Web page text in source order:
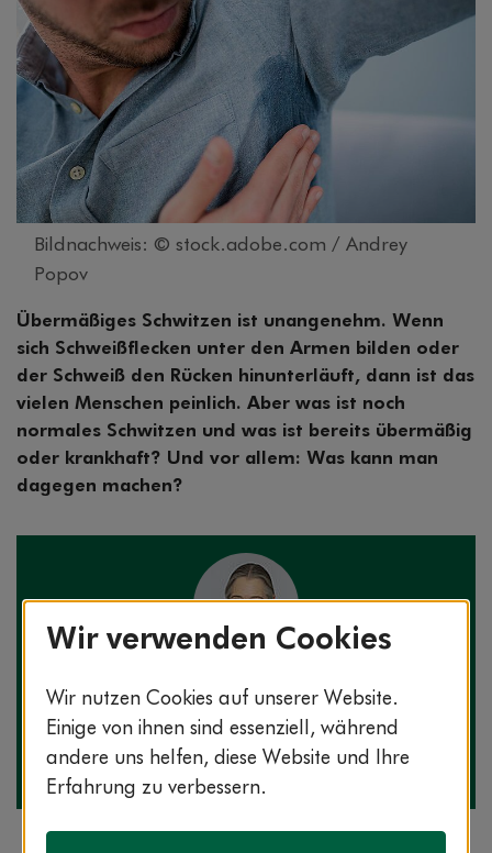
Bildnachweis: © stock.adobe.com / Andrey
Popov
Übermäßiges Schwitzen ist unangenehm. Wenn
sich Schweißflecken unter den Armen bilden oder
der Schweiß den Rücken hinunterläuft, dann ist das
vielen Menschen peinlich. Aber was ist noch
normales Schwitzen und was ist bereits übermäßig
oder krankhaft? Und vor allem: Was kann man
dagegen machen?
Die Expertin zum Thema
Margareta Cardeneo
Fachärztin für Orthopädie und Unfallchirurgie
ServiceCenter AOK-Clarimedis
Wir verwenden Cookies
Wir nutzen Cookies auf unserer Website.
Einige von ihnen sind essenziell, während
andere uns helfen, diese Website und Ihre
Erfahrung zu verbessern.